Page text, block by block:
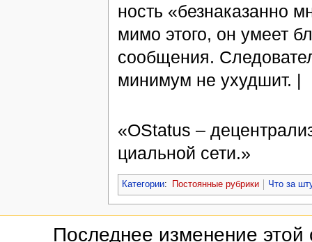
ность «без­на­ка­зан­но
мимо это­го, он уме­ет
со­об­щения.
минимум не ухуд­шит. |
«OStatus –
ци­аль­ной се­ти.»
Категории: Постоянные рубрики Что за
Последнее изменение